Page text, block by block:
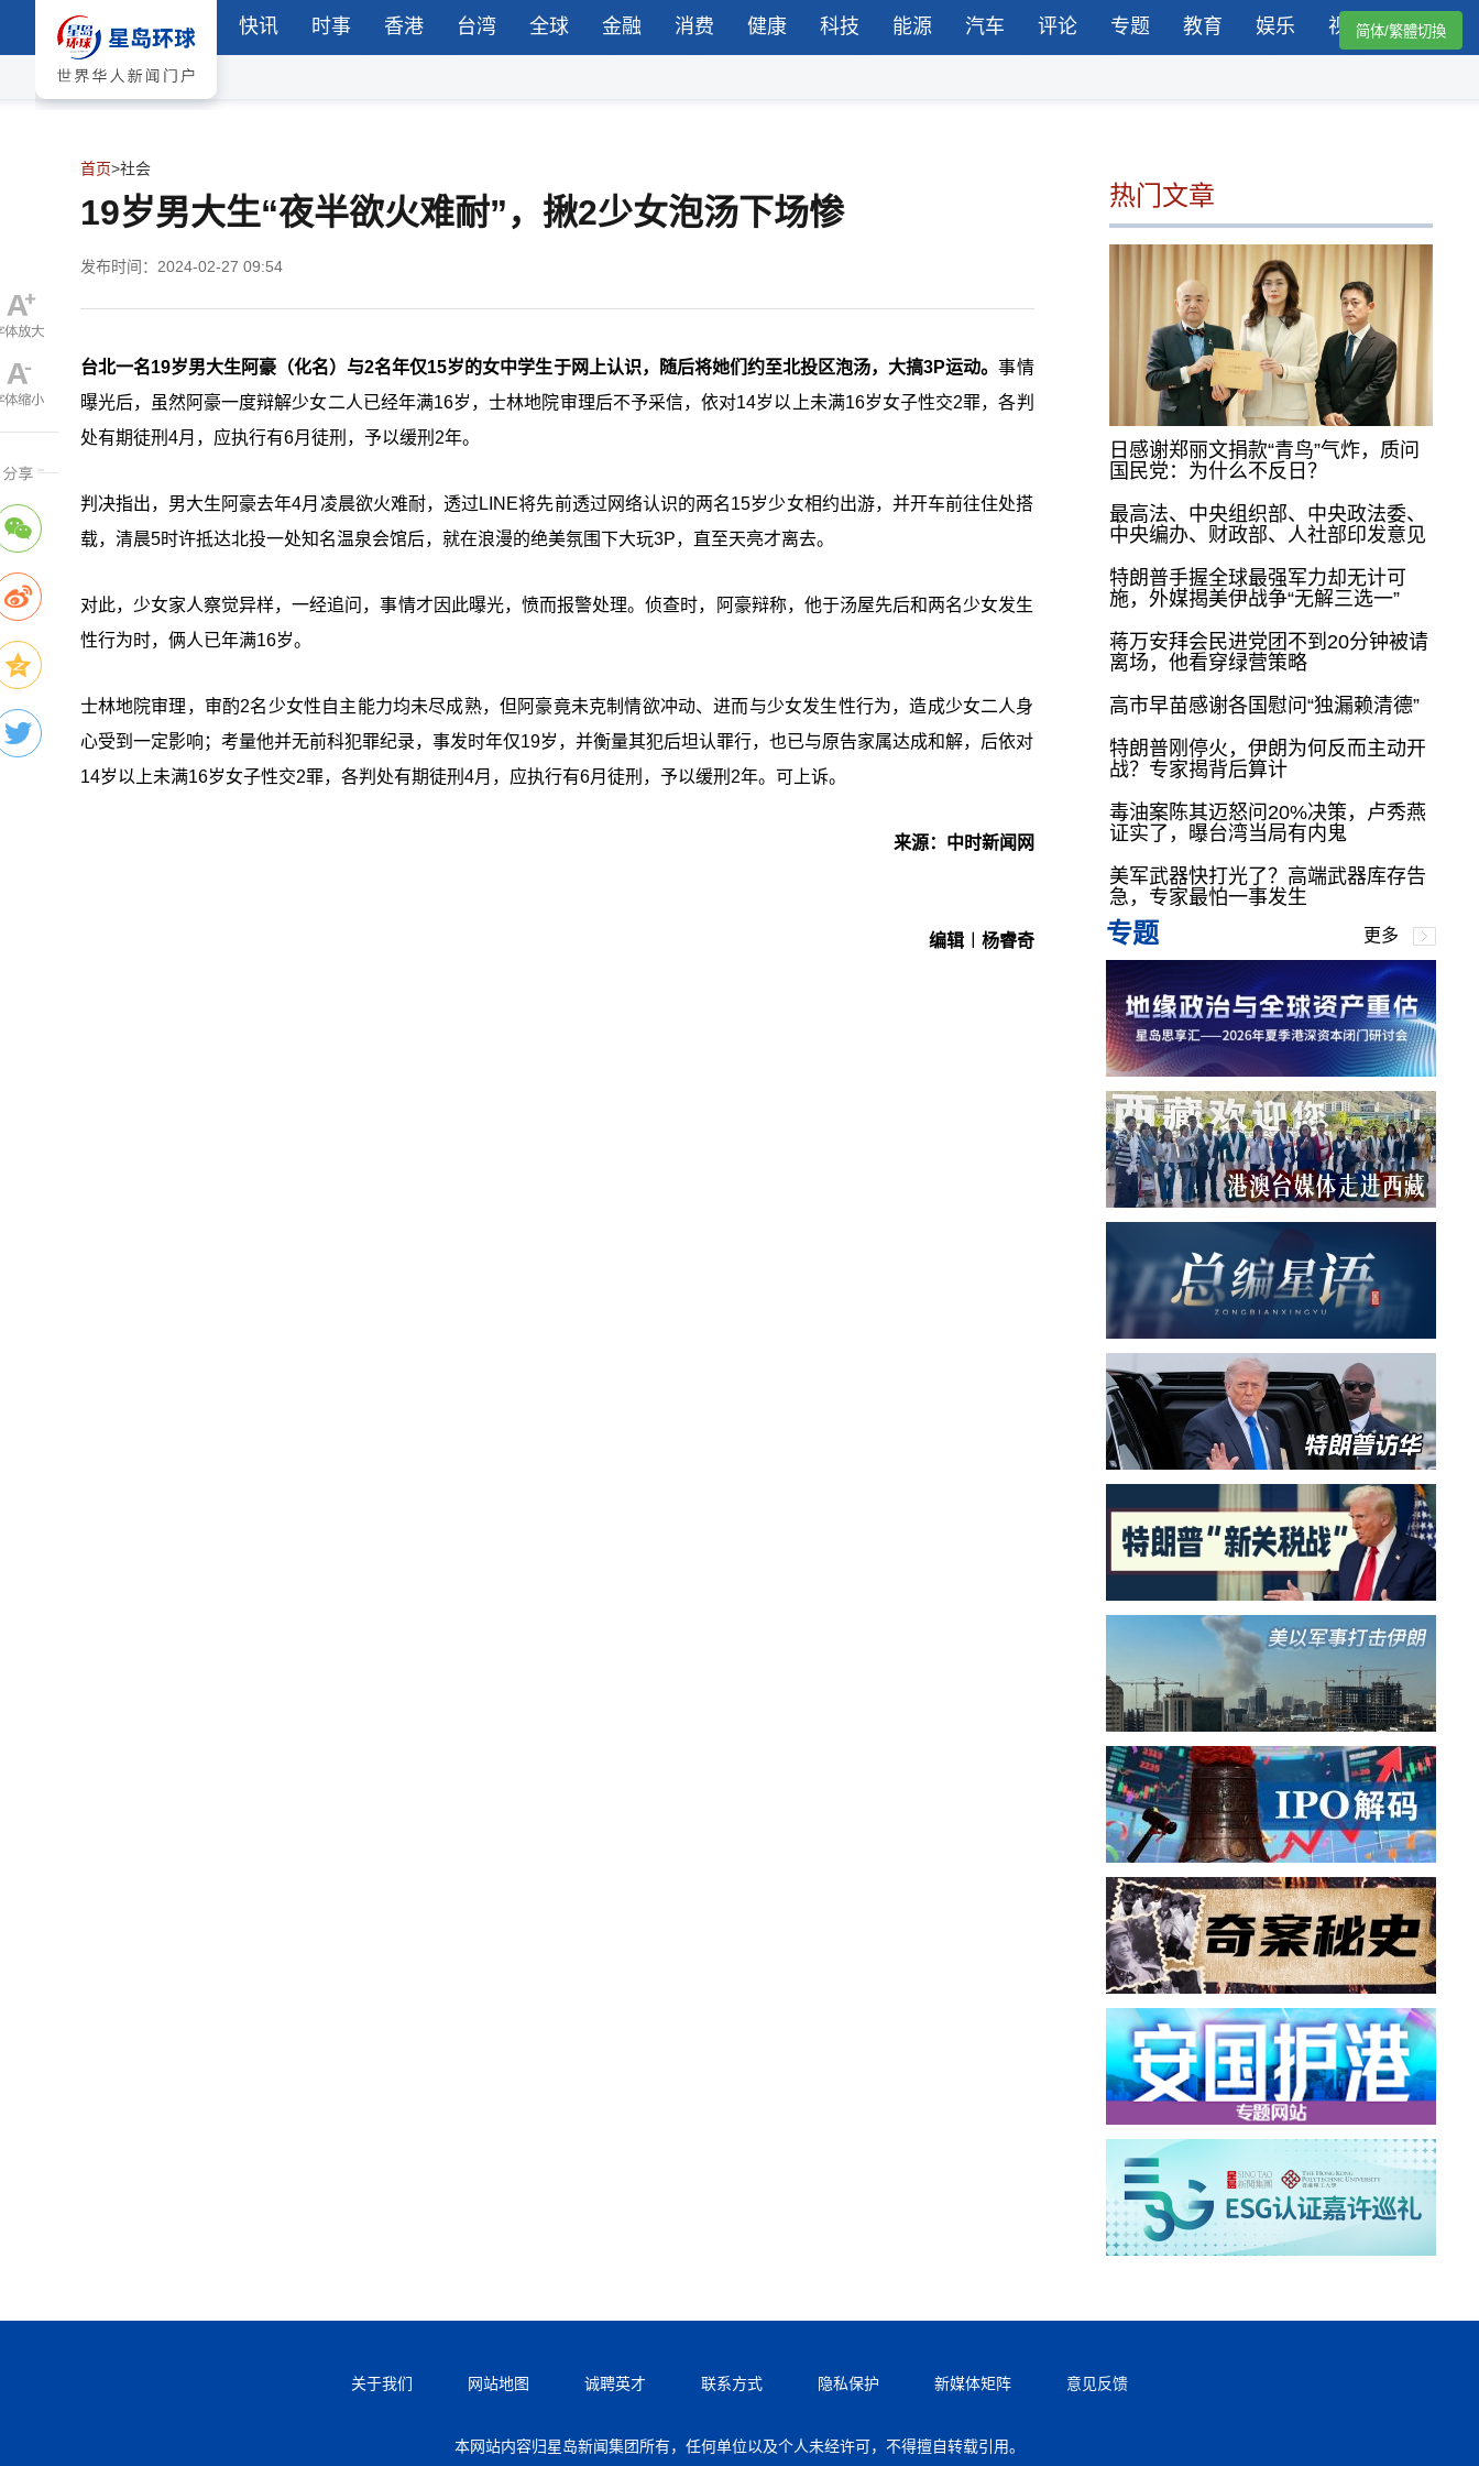
快讯 时事 香港 台湾 全球 金融 消费 健康 科技 能源 汽车 评论 专题 教育 娱乐 视频简体/繁體切換
首页>社会
19岁男大生“夜半欲火难耐”，揪2少女泡汤下场惨
发布时间：2024-02-27 09:54
台北一名19岁男大生阿豪（化名）与2名年仅15岁的女中学生于网上认识，随后将她们约至北投区泡汤，大搞3P运动。事情
曝光后，虽然阿豪一度辩解少女二人已经年满16岁，士林地院审理后不予采信，依对14岁以上未满16岁女子性交2罪，各判
处有期徒刑4月，应执行有6月徒刑，予以缓刑2年。
判决指出，男大生阿豪去年4月凌晨欲火难耐，透过LINE将先前透过网络认识的两名15岁少女相约出游，并开车前往住处搭
载，清晨5时许抵达北投一处知名温泉会馆后，就在浪漫的绝美氛围下大玩3P，直至天亮才离去。
对此，少女家人察觉异样，一经追问，事情才因此曝光，愤而报警处理。侦查时，阿豪辩称，他于汤屋先后和两名少女发生
性行为时，俩人已年满16岁。
士林地院审理，审酌2名少女性自主能力均未尽成熟，但阿豪竟未克制情欲冲动、进而与少女发生性行为，造成少女二人身
心受到一定影响；考量他并无前科犯罪纪录，事发时年仅19岁，并衡量其犯后坦认罪行，也已与原告家属达成和解，后依对
14岁以上未满16岁女子性交2罪，各判处有期徒刑4月，应执行有6月徒刑，予以缓刑2年。可上诉。
来源：中时新闻网
编辑︱杨睿奇
热门文章
日感谢郑丽文捐款“青鸟”气炸，质问
国民党：为什么不反日？
最高法、中央组织部、中央政法委、
中央编办、财政部、人社部印发意见
特朗普手握全球最强军力却无计可
施，外媒揭美伊战争“无解三选一”
蒋万安拜会民进党团不到20分钟被请
离场，他看穿绿营策略
高市早苗感谢各国慰问“独漏赖清德”
特朗普刚停火，伊朗为何反而主动开
战？专家揭背后算计
毒油案陈其迈怒问20%决策，卢秀燕
证实了，曝台湾当局有内鬼
美军武器快打光了？高端武器库存告
急，专家最怕一事发生
专题 更多
关于我们 网站地图 诚聘英才 联系方式 隐私保护 新媒体矩阵 意见反馈
本网站内容归星岛新闻集团所有，任何单位以及个人未经许可，不得擅自转载引用。